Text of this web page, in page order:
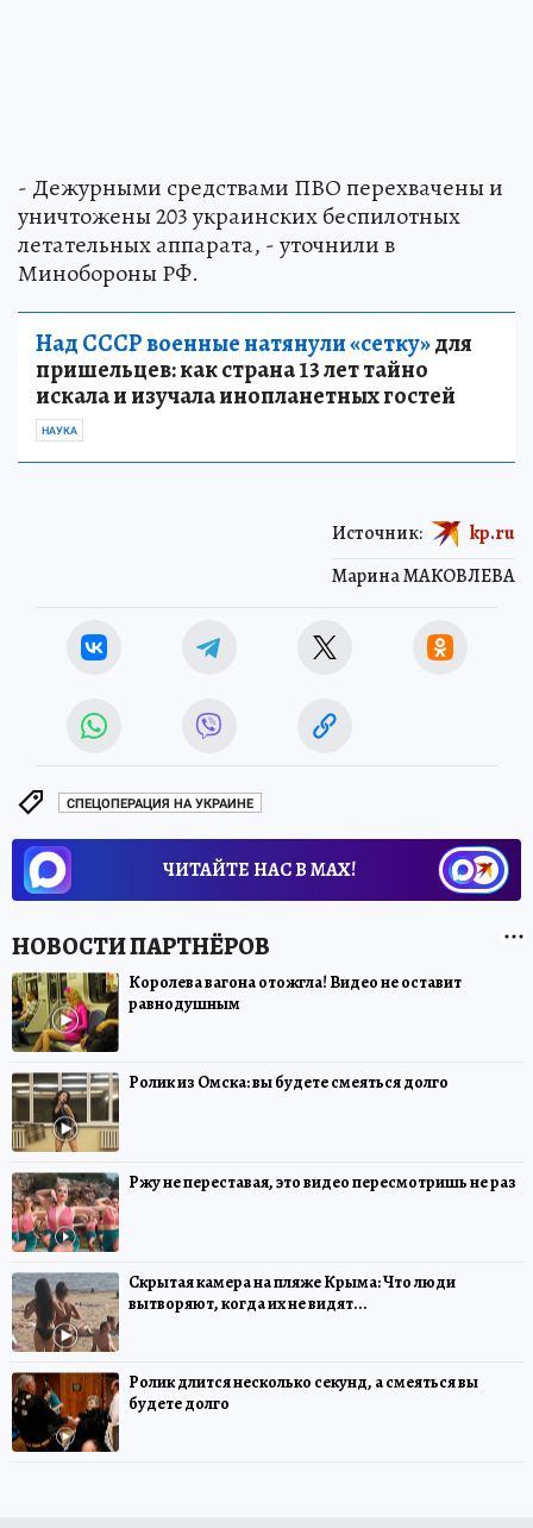
- Дежурными средствами ПВО перехвачены и
уничтожены 203 украинских беспилотных
летательных аппарата, - уточнили в
Минобороны РФ.
Над СССР военные натянули «сетку»для
пришельцев: как страна 13 лет тайно
искала и изучала инопланетных гостей
НАУКА
Марина МАКОВЛЕВА
Источник: kp.ru
СПЕЦОПЕРАЦИЯ НА УКРАИНЕ
ЧИТАЙТЕ НАС В МАХ!
Королева вагона отожгла! Видео не оставит
равнодушным
Ролик из Омска: вы будете смеяться долго
Ржу не переставая, это видео пересмотришь не раз
Скрытая камера на пляже Крыма: Что люди
вытворяют, когда их не видят...
Ролик длится несколько секунд, а смеяться вы
будете долго